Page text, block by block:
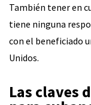
También tener en
tiene ninguna
con el beneficiado
Unidos.
Las claves